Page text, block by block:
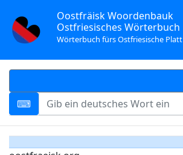
Oostfräisk Woordenbauk
Ostfriesisches Wörterbuch
Wörterbuch fürs Ostfriesische Platt